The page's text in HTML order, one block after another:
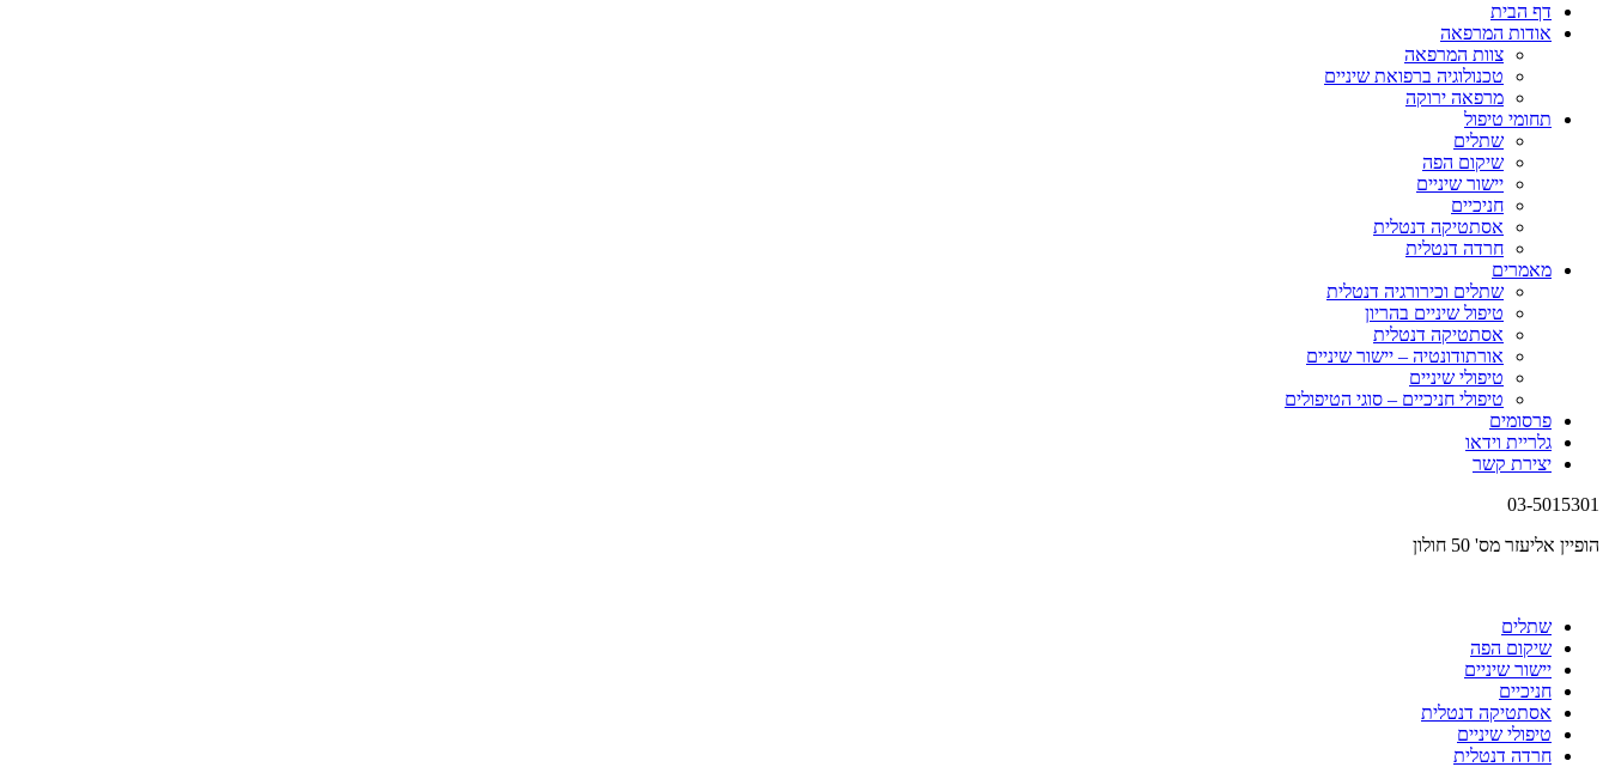
דף הבית
אודות המרפאה
צוות המרפאה
טכנולוגיה ברפואת שיניים
מרפאה ירוקה
תחומי טיפול
שתלים
שיקום הפה
יישור שיניים
חניכיים
אסתטיקה דנטלית
חרדה דנטלית
מאמרים
שתלים וכירורגיה דנטלית
טיפול שיניים בהריון
אסתטיקה דנטלית
אורתודונטיה – יישור שיניים
טיפולי שיניים
טיפולי חניכיים – סוגי הטיפולים
פרסומים
גלריית וידאו
יצירת קשר
03-5015301
הופיין אליעזר מס' 50 חולון
שתלים
שיקום הפה
יישור שיניים
חניכיים
אסתטיקה דנטלית
טיפולי שיניים
חרדה דנטלית